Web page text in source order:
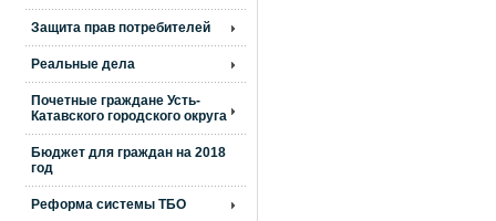
Защита прав потребителей
Реальные дела
Почетные граждане Усть-
Катавского городского округа
Бюджет для граждан на 2018
год
Реформа системы ТБО